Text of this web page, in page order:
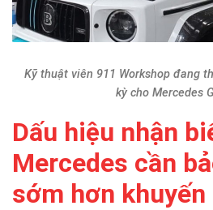
Kỹ thuật viên 911 Workshop đang
kỳ cho Mercedes
Dấu hiệu nhận
Mercedes cần
sớm hơn khuyến